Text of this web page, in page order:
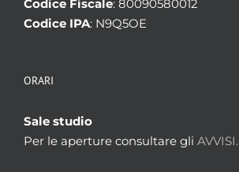
Codice Fiscale: 80090580012
Codice IPA: N9Q5OE
ORARI
Sale studio
Per le aperture consultare gli AVVISI.